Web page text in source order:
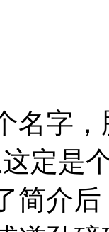
字，
定是
简介